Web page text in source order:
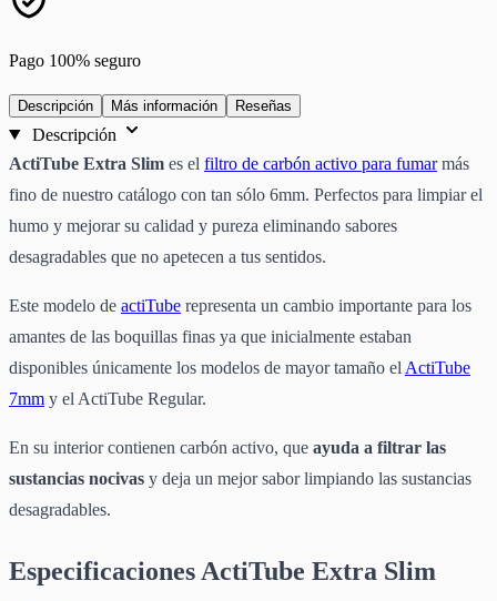
Pago 100% seguro
Descripción Más información Reseñas
Descripción
ActiTube Extra Slim es el filtro de carbón activo para fumarmás
fino de nuestro catálogo con tan sólo 6mm. Perfectos para limpiar el
humo y mejorar su calidad y pureza eliminando sabores
desagradables que no apetecen a tus sentidos.
Este modelo de actiTube representa un cambio importante para los
amantes de las boquillas finas ya que inicialmente estaban
disponibles únicamente los modelos de mayor tamaño el ActiTube
7mm y el ActiTube Regular.
En su interior contienen carbón activo, que ayuda a filtrar las
sustancias nocivas y deja un mejor sabor limpiando las sustancias
desagradables.
Especificaciones ActiTube Extra Slim